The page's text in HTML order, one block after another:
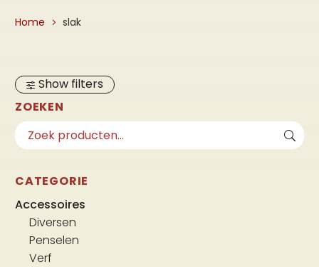
Home slak
Show filters
ZOEKEN
CATEGORIE
Accessoires
Diversen
Penselen
Verf